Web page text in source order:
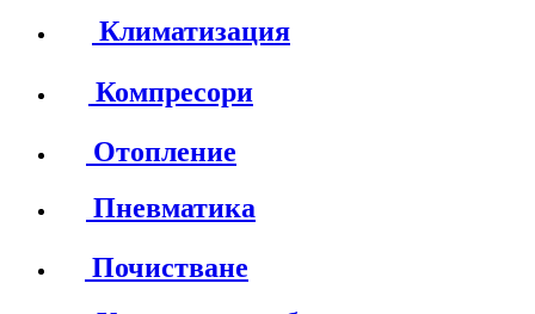
Климатизация
Компресори
Отопление
Пневматика
Почистване